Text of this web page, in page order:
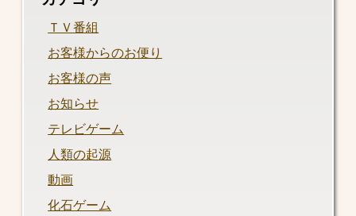
ＴＶ番組
お客様からのお便り
お客様の声
お知らせ
テレビゲーム
人類の起源
動画
化石ゲーム